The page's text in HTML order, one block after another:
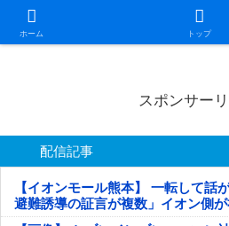
ホーム トップ
日本第一！ニュース録
スポンサー
配信記事
【イオンモール熊本】 一転して話
避難誘導の証言が複数」イオン側
疑い